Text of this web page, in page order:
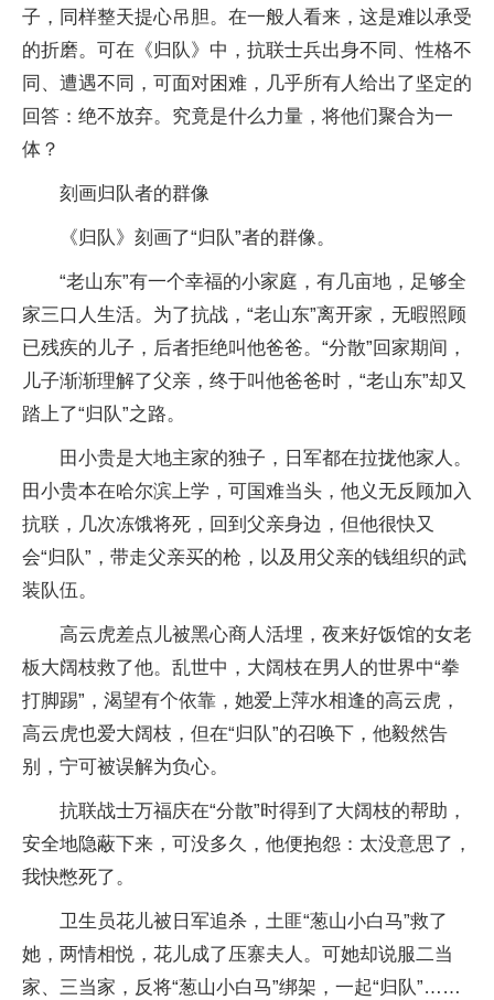
子，同样整天提心吊胆。在一般人看来，这是难以承受
的折磨。可在《归队》中，抗联士兵出身不同、性格不
同、遭遇不同，可面对困难，几乎所有人给出了坚定的
回答：绝不放弃。究竟是什么力量，将他们聚合为一
体？
刻画归队者的群像
《归队》刻画了“归队”者的群像。
“老山东”有一个幸福的小家庭，有几亩地，足够全
家三口人生活。为了抗战，“老山东”离开家，无暇照顾
已残疾的儿子，后者拒绝叫他爸爸。“分散”回家期间，
儿子渐渐理解了父亲，终于叫他爸爸时，“老山东”却又
踏上了“归队”之路。
田小贵是大地主家的独子，日军都在拉拢他家人。
田小贵本在哈尔滨上学，可国难当头，他义无反顾加入
抗联，几次冻饿将死，回到父亲身边，但他很快又
会“归队”，带走父亲买的枪，以及用父亲的钱组织的武
装队伍。
高云虎差点儿被黑心商人活埋，夜来好饭馆的女老
板大阔枝救了他。乱世中，大阔枝在男人的世界中“拳
打脚踢”，渴望有个依靠，她爱上萍水相逢的高云虎，
高云虎也爱大阔枝，但在“归队”的召唤下，他毅然告
别，宁可被误解为负心。
抗联战士万福庆在“分散”时得到了大阔枝的帮助，
安全地隐蔽下来，可没多久，他便抱怨：太没意思了，
我快憋死了。
卫生员花儿被日军追杀，土匪“葱山小白马”救了
她，两情相悦，花儿成了压寨夫人。可她却说服二当
家、三当家，反将“葱山小白马”绑架，一起“归队”……